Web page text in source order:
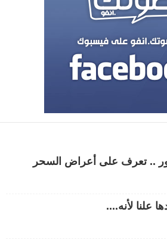
.. تعرف على أعراض السحر
علنا لأنه....